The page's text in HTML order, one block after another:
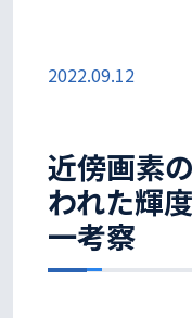
2022.09.12
近傍画素
われた輝
一考察